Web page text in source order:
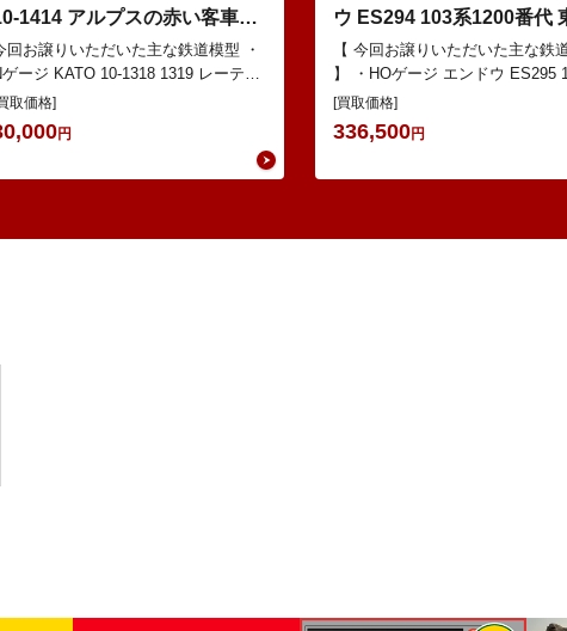
1414 アルプスの赤い客車
などの鉄道模型
回お譲りいただいた主な鉄道模型 ・
ゲージ KATO 10-1318 1319 レーティ
シュ鉄道 ベルニナ急行 ・Nゲージ
取価格]
円
ウ ES294 103系1200番代
線色 基本5輌 Nセット な
道模型
【 今回お譲りいただいた主な鉄
】 ・HOゲージ エンドウ ES295
1200番代 東西線色 中間5輌 Oセ
…
[買取価格]
336,500円